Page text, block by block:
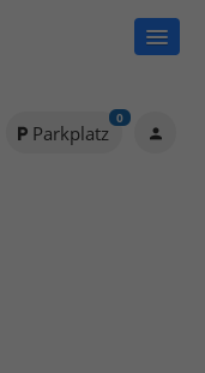
Parkplatz
0